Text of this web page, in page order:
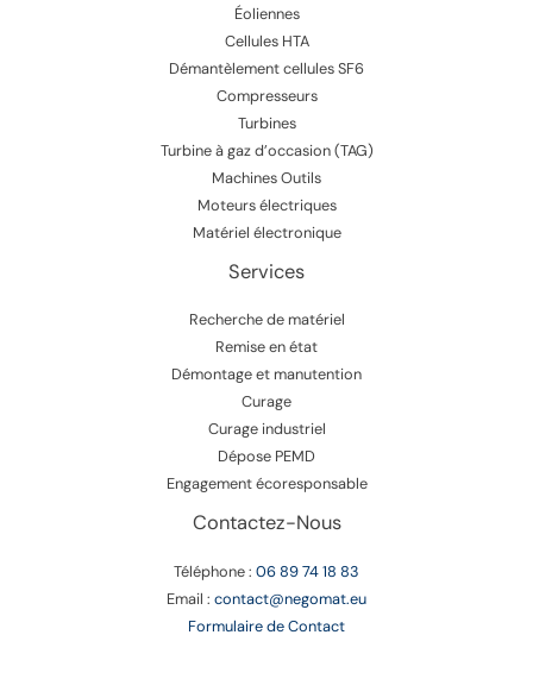
Éoliennes
Cellules HTA
Démantèlement cellules SF6
Compresseurs
Turbines
Turbine à gaz d’occasion (TAG)
Machines Outils
Moteurs électriques
Matériel électronique
Services
Recherche de matériel
Remise en état
Démontage et manutention
Curage
Curage industriel
Dépose PEMD
Engagement écoresponsable
Contactez-Nous
Téléphone : 06 89 74 18 83
Email : contact@negomat.eu
Formulaire de Contact